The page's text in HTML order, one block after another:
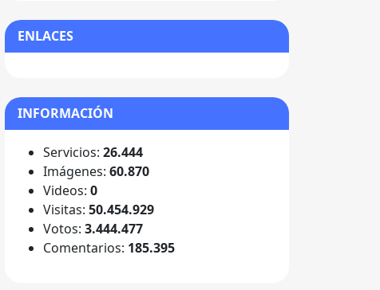
ENLACES
INFORMACIÓN
Servicios: 26.444
Imágenes: 60.870
Videos: 0
Visitas: 50.454.929
Votos: 3.444.477
Comentarios: 185.395